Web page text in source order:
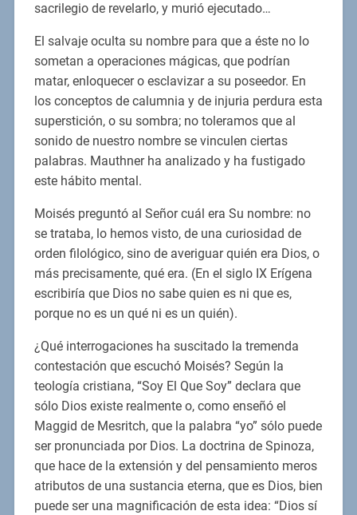
sacrilegio de revelarlo, y murió ejecutado…
El salvaje oculta su nombre para que a éste no lo
sometan a operaciones mágicas, que podrían
matar, enloquecer o esclavizar a su poseedor. En
los conceptos de calumnia y de injuria perdura esta
superstición, o su sombra; no toleramos que al
sonido de nuestro nombre se vinculen ciertas
palabras. Mauthner ha analizado y ha fustigado
este hábito mental.
Moisés preguntó al Señor cuál era Su nombre: no
se trataba, lo hemos visto, de una curiosidad de
orden filológico, sino de averiguar quién era Dios, o
más precisamente, qué era. (En el siglo IX Erígena
escribiría que Dios no sabe quien es ni que es,
porque no es un qué ni es un quién).
¿Qué interrogaciones ha suscitado la tremenda
contestación que escuchó Moisés? Según la
teología cristiana, “Soy El Que Soy” declara que
sólo Dios existe realmente o, como enseñó el
Maggid de Mesritch, que la palabra “yo” sólo puede
ser pronunciada por Dios. La doctrina de Spinoza,
que hace de la extensión y del pensamiento meros
atributos de una sustancia eterna, que es Dios, bien
puede ser una magnificación de esta idea: “Dios sí